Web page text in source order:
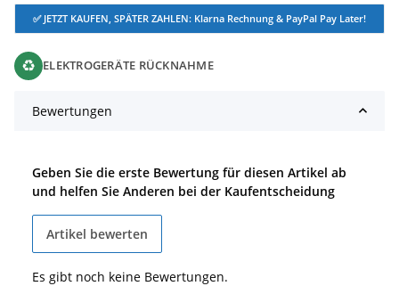
✅ JETZT KAUFEN, SPÄTER ZAHLEN: Klarna Rechnung & PayPal Pay Later!
♻ ELEKTROGERÄTE RÜCKNAHME
Bewertungen
Geben Sie die erste Bewertung für diesen Artikel ab
und helfen Sie Anderen bei der Kaufentscheidung
Artikel bewerten
Es gibt noch keine Bewertungen.